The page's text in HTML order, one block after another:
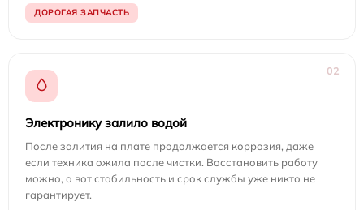
ДОРОГАЯ ЗАПЧАСТЬ
02
Электронику залило водой
После залития на плате продолжается коррозия, даже
если техника ожила после чистки. Восстановить работу
можно, а вот стабильность и срок службы уже никто не
гарантирует.